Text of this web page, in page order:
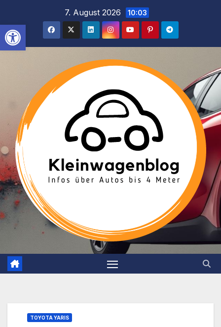
Werkzeugleiste öffnen
springen
7. August 2026 10:03
TOYOTA YARIS